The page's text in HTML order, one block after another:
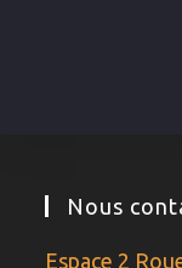
Nous
Espace 2